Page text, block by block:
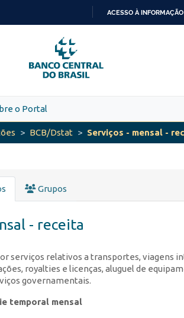
PARA
O
CONTEÚDO
ACESSO À INFORMAÇÃO
o Portal
BCB/Dstat Serviços - mensal -
Grupos
- receita
serviços relativos a transportes, viagens
royalties e licenças, aluguel de
governamentais.
temporal mensal